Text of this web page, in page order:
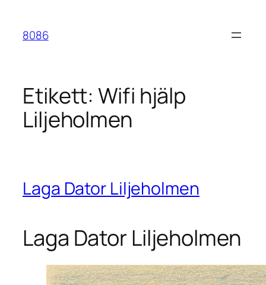
innehåll
8086
Etikett:Wifi hjälp
Liljeholmen
Laga Dator Liljeholmen
Laga Dator Liljeholmen